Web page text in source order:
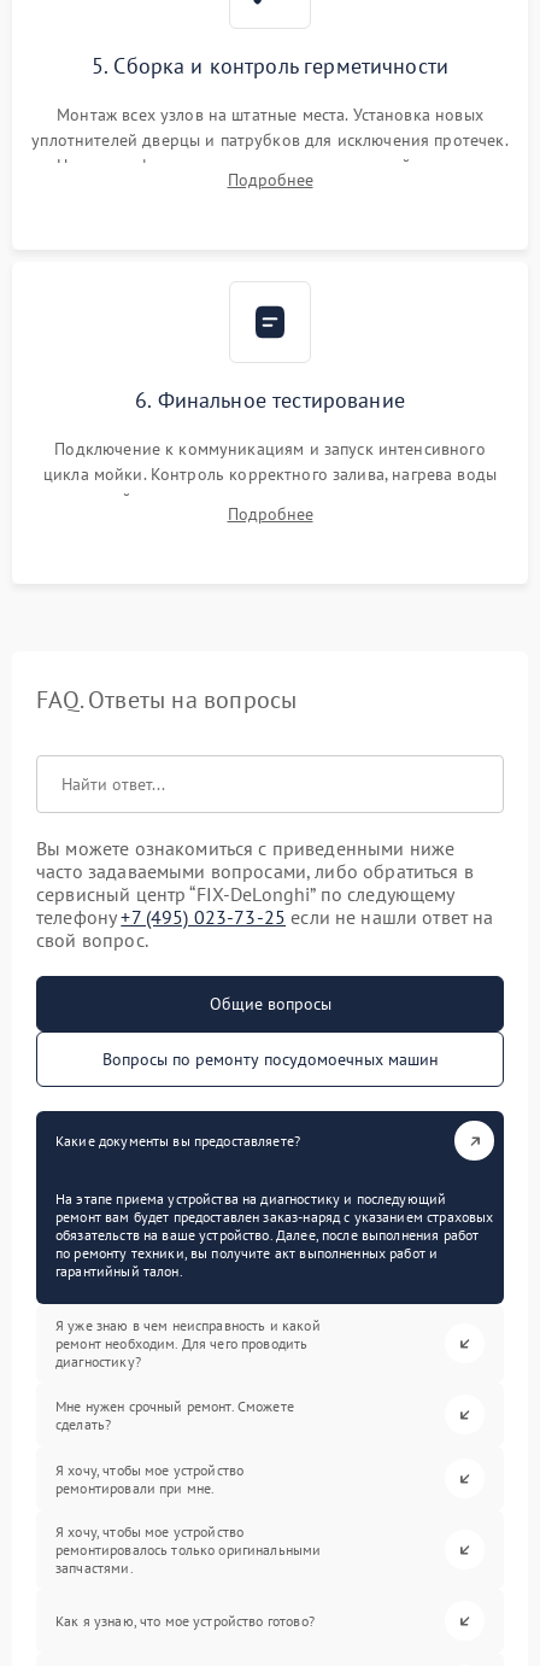
5. Сборка и контроль герметичности
Монтаж всех узлов на штатные места. Установка новых
уплотнителей дверцы и патрубков для исключения протечек.
Надежная фиксация хомутов гидравлической системы,
сборка корпуса и установка датчика поплавка.
Подробнее
6. Финальное тестирование
Подключение к коммуникациям и запуск интенсивного
цикла мойки. Контроль корректного залива, нагрева воды
до нужной температуры, отсутствия посторонних шумов,
штатного слива и абсолютной сухости в поддоне.
Подробнее
FAQ. Ответы на вопросы
Вы можете ознакомиться с приведенными ниже
часто задаваемыми вопросами, либо обратиться в
сервисный центр “FIX-DeLonghi” по следующему
телефону+7 (495) 023-73-25 если не нашли ответ на
свой вопрос.
Общие вопросы
Вопросы по ремонту посудомоечных машин
Какие документы вы предоставляете?
На этапе приема устройства на диагностику и последующий
ремонт вам будет предоставлен заказ-наряд с указанием страховых
обязательств на ваше устройство. Далее, после выполнения работ
по ремонту техники, вы получите акт выполненных работ и
гарантийный талон.
Я уже знаю в чем неисправность и какой
ремонт необходим. Для чего проводить
диагностику?
Мне нужен срочный ремонт. Сможете
сделать?
Я хочу, чтобы мое устройство
ремонтировали при мне.
Я хочу, чтобы мое устройство
ремонтировалось только оригинальными
запчастями.
Как я узнаю, что мое устройство готово?